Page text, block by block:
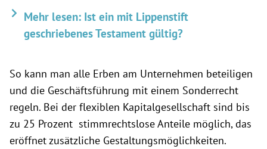
Mehr lesen: Ist ein mit Lippenstift
geschriebenes Testament gültig?
So kann man alle Erben am Unternehmen beteiligen
und die Geschäftsführung mit einem Sonderrecht
regeln. Bei der flexiblen Kapitalgesellschaft sind bis
zu 25 Prozent stimmrechtslose Anteile möglich, das
eröffnet zusätzliche Gestaltungsmöglichkeiten.